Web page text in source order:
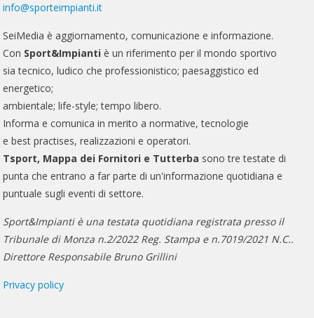
info@sporteimpianti.it
SeiMedia è aggiornamento, comunicazione e informazione.
Con Sport&Impianti è un riferimento per il mondo sportivo
sia tecnico, ludico che professionistico; paesaggistico ed
energetico;
ambientale; life-style; tempo libero.
Informa e comunica in merito a normative, tecnologie
e best practises, realizzazioni e operatori.
Tsport, Mappa dei Fornitori e Tutterba sono tre testate di
punta che entrano a far parte di un'informazione quotidiana e
puntuale sugli eventi di settore.
Sport&Impianti è una testata quotidiana registrata presso il
Tribunale di Monza n.2/2022 Reg. Stampa e n.7019/2021 N.C..
Direttore Responsabile Bruno Grillini
Privacy policy